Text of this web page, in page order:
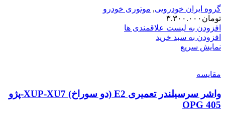
گروه ایران خودرویی, موتوری خودرو
تومان ۳.۳۰۰.۰۰۰
افزودن به لیست علاقمندی ها
افزودن به سبد خرید
نمایش سریع
مقایسه
واشر سرسیلندر تعمیری E2 (دو سوراخ) XUP-XU7-پژو
405 OPG